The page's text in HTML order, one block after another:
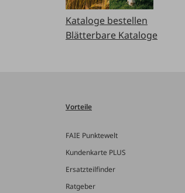
Kataloge bestellen
Blätterbare Kataloge
Vorteile
FAIE Punktewelt
Kundenkarte PLUS
Ersatzteilfinder
Ratgeber